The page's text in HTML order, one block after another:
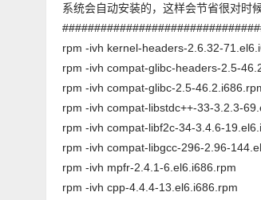
系统会自动安装的，这样会节省很对时
rpm -ivh kernel-headers-2.6.32-
rpm -ivh compat-glibc-headers-2.5-
rpm -ivh compat-glibc-2.5-
rpm -ivh compat-libstdc++-33-3.2.3-
rpm -ivh compat-libf2c-34-3.4.6-
rpm -ivh compat-libgcc-296-2.96-
rpm -ivh mpfr-2.4.1-6.el6.i686.rpm
rpm -ivh cpp-4.4.4-13.el6.i686.rpm